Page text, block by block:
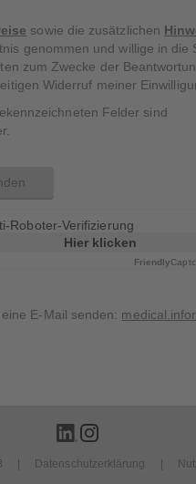
sowie die zusätzlichen
genommen und willige in die
zum Zwecke der
Widerruf meiner
Felder sind
Roboter-Verifizierung
Hier klicken
Friendly
E-Mail senden:
Datenschutzerklärung